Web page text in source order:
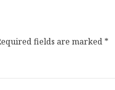
fields are marked *